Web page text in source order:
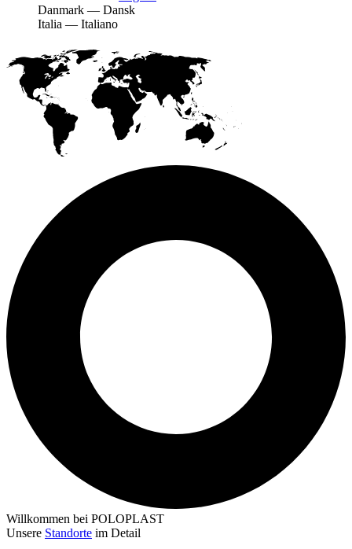
Danmark — Dansk
Italia — Italiano
Willkommen bei POLOPLAST
Unsere Standorte im Detail